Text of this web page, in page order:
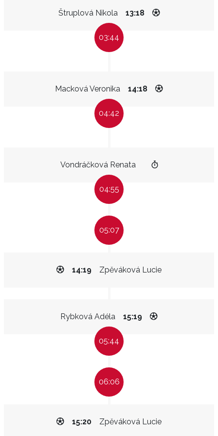
Štruplová Nikola 13:18
03:44
Macková Veronika 14:18
04:42
Vondráčková Renata
04:55
05:07
Zpěváková Lucie
14:19
Rybková Adéla 15:19
05:44
06:06
Zpěváková Lucie
15:20